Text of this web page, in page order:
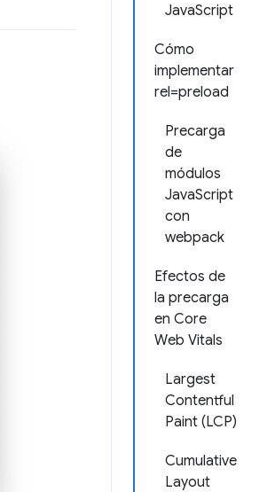
JavaScript
Cómo
implementar
rel=preload
Precarga
de
módulos
JavaScript
con
webpack
Efectos de
la precarga
en Core
Web Vitals
Largest
Contentful
Paint (LCP)
Cumulative
Layout